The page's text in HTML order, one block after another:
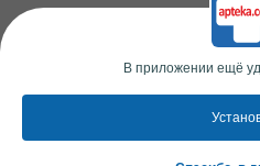
В приложении ещё